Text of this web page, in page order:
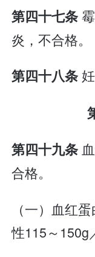
第四十七条
炎，不合格。
第四十八条
第四十九条
合格。
（一）血红
性115～150g